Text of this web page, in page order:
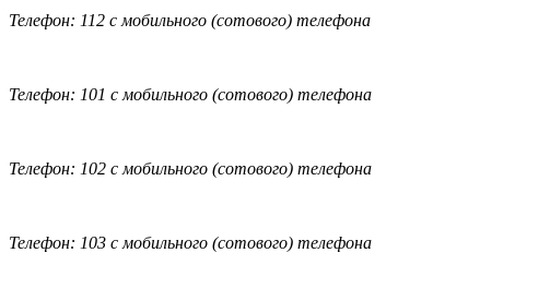
Телефон: 112 с мобильного (сотового) телефона
Телефон: 101 с мобильного (сотового) телефона
Телефон: 102 с мобильного (сотового) телефона
Телефон: 103 с мобильного (сотового) телефона